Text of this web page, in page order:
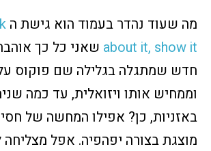
מה שעוד נהדר בעמוד הוא גישת ה
about it, show it
חדש שמתגלה בגלילה שם פוקוס
וממחיש אותו ויזואלית, עד כמה
באזניות, כן? אפילו המחשה של
מוצגת בצורה יפהפיה. אפל